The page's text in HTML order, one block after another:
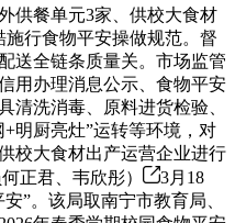
餐单元3家、供校大食材
行食物平安操做规范。督
送全链条质量关。市场监管
用办理消息公示、食物平安
清洗消毒、原料进货检验、
明厨亮灶”运转等环境，对
校大食材出产运营企业进行
正君、韦欣彤）
3月18
”。该局取南宁市教育局、